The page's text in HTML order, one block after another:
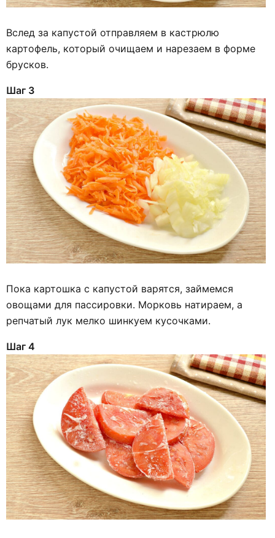
Вслед за капустой отправляем в кастрюлю
картофель, который очищаем и нарезаем в форме
брусков.
Шаг 3
Пока картошка с капустой варятся, займемся
овощами для пассировки. Морковь натираем, а
репчатый лук мелко шинкуем кусочками.
Шаг 4